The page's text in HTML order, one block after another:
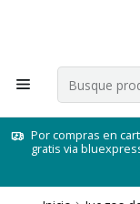
Por compras en
gratis via